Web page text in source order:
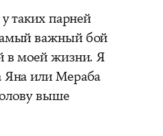
таких парней
важный бой
в моей жизни. Я
Яна или Мераба
выше